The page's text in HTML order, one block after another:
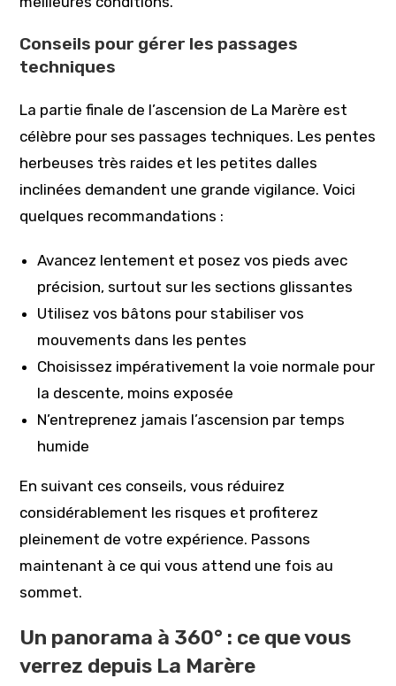
Conseils pour gérer les passages
techniques
La partie finale de l’ascension de La Marère est
célèbre pour ses passages techniques. Les pentes
herbeuses très raides et les petites dalles
inclinées demandent une grande vigilance. Voici
quelques recommandations :
Avancez lentement et posez vos pieds avec
précision, surtout sur les sections glissantes
Utilisez vos bâtons pour stabiliser vos
mouvements dans les pentes
Choisissez impérativement la voie normale pour
la descente, moins exposée
N’entreprenez jamais l’ascension par temps
humide
En suivant ces conseils, vous réduirez
considérablement les risques et profiterez
pleinement de votre expérience. Passons
maintenant à ce qui vous attend une fois au
sommet.
Un panorama à 360° : ce que vous
verrez depuis La Marère